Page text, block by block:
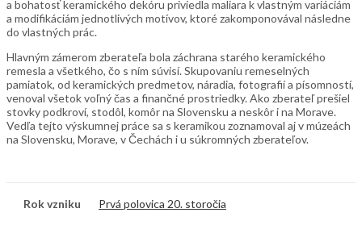
a bohatosť keramického dekóru priviedla maliara k vlastným variáciám
a modifikáciám jednotlivých motívov, ktoré zakomponovával následne
do vlastných prác.
Hlavným zámerom zberateľa bola záchrana starého keramického
remesla a všetkého, čo s ním súvisí. Skupovaniu remeselných
pamiatok, od keramických predmetov, náradia, fotografií a písomností,
venoval všetok voľný čas a finančné prostriedky. Ako zberateľ prešiel
stovky podkroví, stodôl, komôr na Slovensku a neskôr i na Morave.
Vedľa tejto výskumnej práce sa s keramikou zoznamoval aj v múzeách
na Slovensku, Morave, v Čechách i u súkromných zberateľov.
Rok vzniku Prvá polovica 20. storočia